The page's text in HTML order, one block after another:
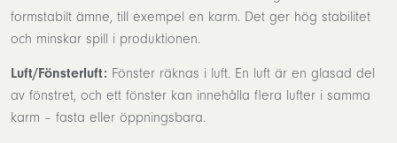
formstabilt ämne, till exempel en karm. Det ger hög stabilitet
och minskar spill i produktionen.
Luft/Fönsterluft: Fönster räknas i luft. En luft är en glasad del
av fönstret, och ett fönster kan innehålla flera lufter i samma
karm – fasta eller öppningsbara.